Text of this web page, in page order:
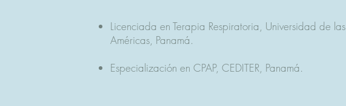
Licenciada en Terapia Respiratoria, Universidad de las
Américas, Panamá.
Especialización en CPAP, CEDITER, Panamá.